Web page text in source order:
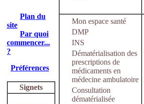
Plan du
site
Par quoi
commencer...
?
Préférences
Signets
Mon espace santé
DMP
INS
Dématérialisation des
prescriptions de
médicaments en
médecine ambulatoire
Consultation
dématérialisée